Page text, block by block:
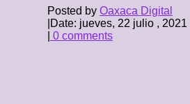
Posted by Oaxaca Digital
Date: jueves, 22 julio , 2021
0 comments